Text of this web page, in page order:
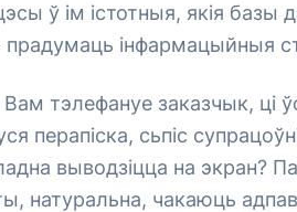
ў ім істотныя, якія
прадумаць інфармацыйныя
тэлефануе заказчык, ці
перапіска, сьпіс
выводзіцца на экран?
натуральна, чакаюць